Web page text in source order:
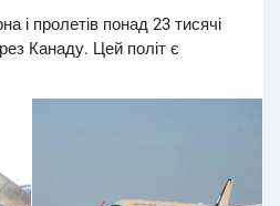
і пролетів понад 23 тисячі
Канаду. Цей політ є
тестувань.
в той день — його в
3,5 мільйона людей.